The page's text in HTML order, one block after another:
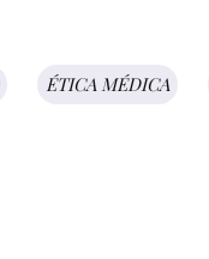
ÉTICA MÉDICA